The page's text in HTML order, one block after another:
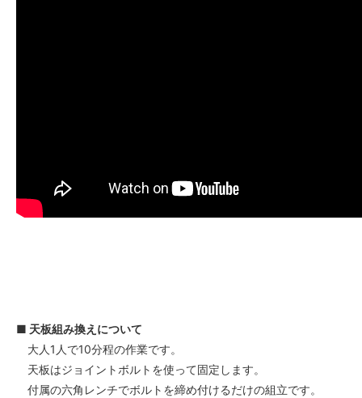
■ 天板組み換えについて
大人1人で10分程の作業です。
天板はジョイントボルトを使って固定します。
付属の六角レンチでボルトを締め付けるだけの組立です。